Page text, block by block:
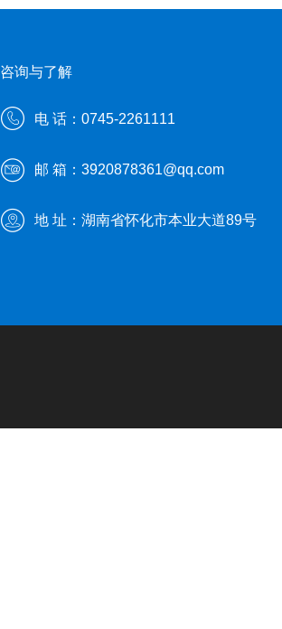
咨询与了解
电 话：0745-2261111
邮 箱：3920878361@qq.com
地 址：湖南省怀化市本业大道89号